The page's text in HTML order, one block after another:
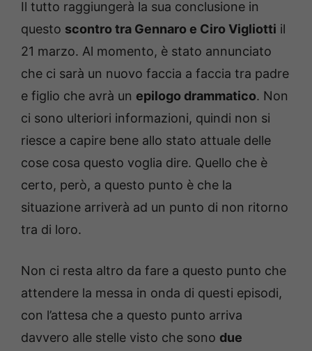
Il tutto raggiungerà la sua conclusione in
questo scontro tra Gennaro e Ciro Vigliotti il
21 marzo. Al momento, è stato annunciato
che ci sarà un nuovo faccia a faccia tra padre
e figlio che avrà un epilogo drammatico. Non
ci sono ulteriori informazioni, quindi non si
riesce a capire bene allo stato attuale delle
cose cosa questo voglia dire. Quello che è
certo, però, a questo punto è che la
situazione arriverà ad un punto di non ritorno
tra di loro.
Non ci resta altro da fare a questo punto che
attendere la messa in onda di questi episodi,
con l’attesa che a questo punto arriva
davvero alle stelle visto che sono due